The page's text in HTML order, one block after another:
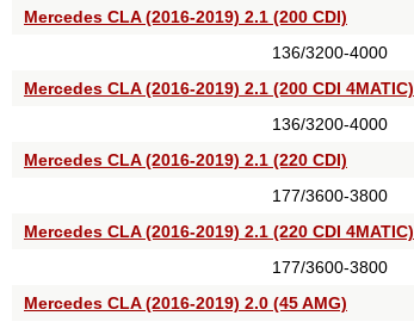
Mercedes CLA (2016-2019) 2.1 (200 CDI)
136/3200-4000
Mercedes CLA (2016-2019) 2.1 (200 CDI 4MATIC)
136/3200-4000
Mercedes CLA (2016-2019) 2.1 (220 CDI)
177/3600-3800
Mercedes CLA (2016-2019) 2.1 (220 CDI 4MATIC)
177/3600-3800
Mercedes CLA (2016-2019) 2.0 (45 AMG)